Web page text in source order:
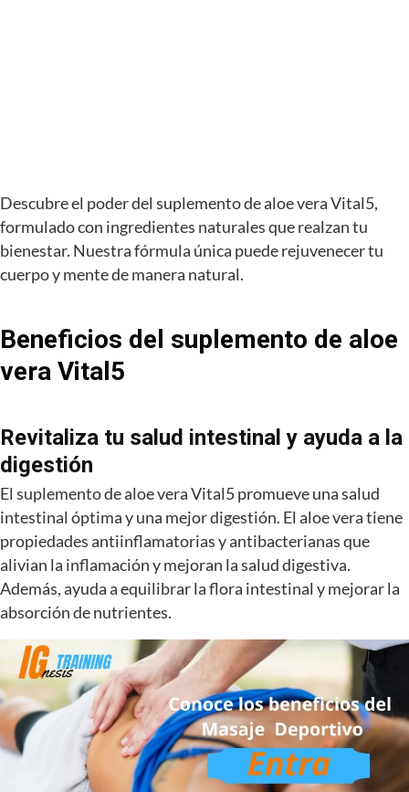
Descubre el poder del suplemento de aloe vera Vital5,
formulado con ingredientes naturales que realzan tu
bienestar. Nuestra fórmula única puede rejuvenecer tu
cuerpo y mente de manera natural.
Beneficios del suplemento de aloe
vera Vital5
Revitaliza tu salud intestinal y ayuda a la
digestión
El suplemento de aloe vera Vital5 promueve una salud
intestinal óptima y una mejor digestión. El aloe vera tiene
propiedades antiinflamatorias y antibacterianas que
alivian la inflamación y mejoran la salud digestiva.
Además, ayuda a equilibrar la flora intestinal y mejorar la
absorción de nutrientes.